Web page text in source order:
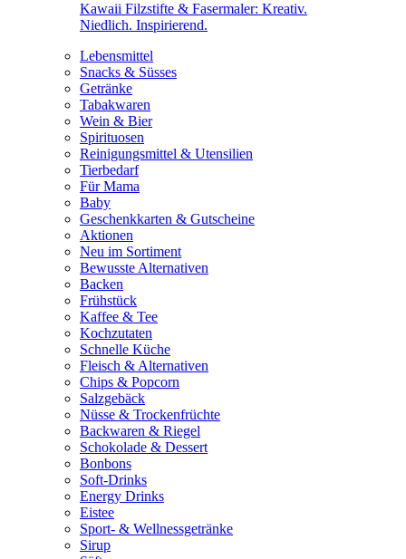
Kawaii Filzstifte & Fasermaler: Kreativ.
Niedlich. Inspirierend.
Lebensmittel
Snacks & Süsses
Getränke
Tabakwaren
Wein & Bier
Spirituosen
Reinigungsmittel & Utensilien
Tierbedarf
Für Mama
Baby
Geschenkkarten & Gutscheine
Aktionen
Neu im Sortiment
Bewusste Alternativen
Backen
Frühstück
Kaffee & Tee
Kochzutaten
Schnelle Küche
Fleisch & Alternativen
Chips & Popcorn
Salzgebäck
Nüsse & Trockenfrüchte
Backwaren & Riegel
Schokolade & Dessert
Bonbons
Soft-Drinks
Energy Drinks
Eistee
Sport- & Wellnessgetränke
Sirup